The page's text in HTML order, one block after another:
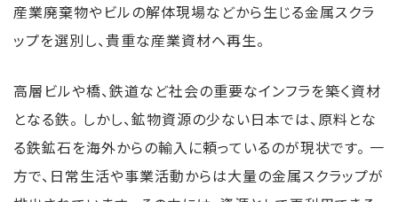
ク
ル
事
業
ク
ル
事
業
事
業
イ
ク
ル)
事
業
ク
ル
事
業
を
お
考
え
の
産業廃棄物やビルの解体現場などから生じる金属スクラ
ップを選別し、貴重な産業資材へ再生。
高層ビルや橋、鉄道など社会の重要なインフラを築く資材
となる鉄。 しかし、鉱物資源の少ない日本では、原料とな
る鉄鉱石を海外からの輸入に頼っているのが現状です。 一
方で、日常生活や事業活動からは大量の金属スクラップが